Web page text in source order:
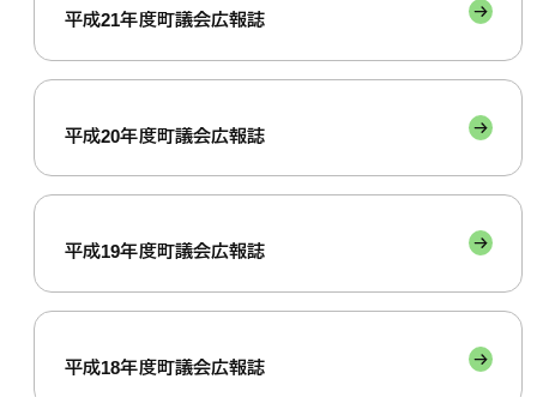
平成21年度町議会広報誌
平成20年度町議会広報誌
平成19年度町議会広報誌
平成18年度町議会広報誌